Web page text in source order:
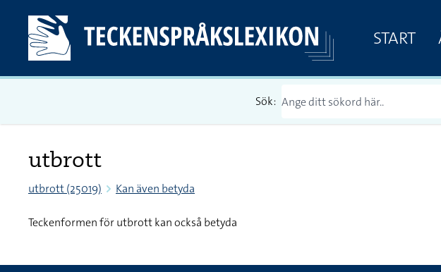
START
Sök:
utbrott
utbrott (25019) Kan även betyda
Teckenformen för utbrott kan också betyda